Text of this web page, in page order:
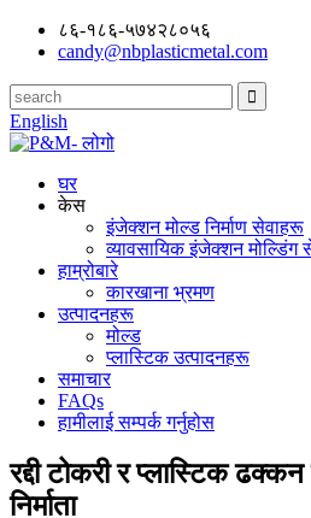
८६-१८६-५७४२८०५६
candy@nbplasticmetal.com
English
घर
केस
इंजेक्शन मोल्ड निर्माण सेवाहरू
व्यावसायिक इंजेक्शन मोल्डिंग
हाम्रोबारे
कारखाना भ्रमण
उत्पादनहरू
मोल्ड
प्लास्टिक उत्पादनहरू
समाचार
FAQs
हामीलाई सम्पर्क गर्नुहोस
रद्दी टोकरी र प्लास्टिक
निर्माता